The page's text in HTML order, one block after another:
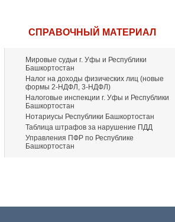
СПРАВОЧНЫЙ МАТЕРИАЛ
Мировые судьи г. Уфы и Республики
Башкортостан
Налог на доходы физических лиц (новые
формы 2-НДФЛ, 3-НДФЛ)
Налоговые инспекции г. Уфы и Республики
Башкортостан
Нотариусы Республики Башкортостан
Таблица штрафов за нарушение ПДД
Управления ПФР по Республике
Башкортостан